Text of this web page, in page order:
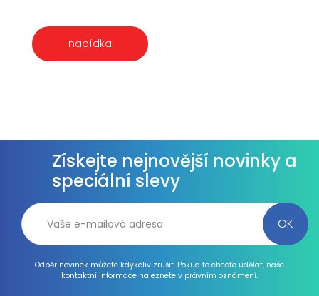
nabídka
Získejte nejnovější novinky a
speciální slevy
Odběr novinek můžete kdykoliv zrušit. Pokud to chcete udělat, naše
kontaktní informace naleznete v právním oznámení.